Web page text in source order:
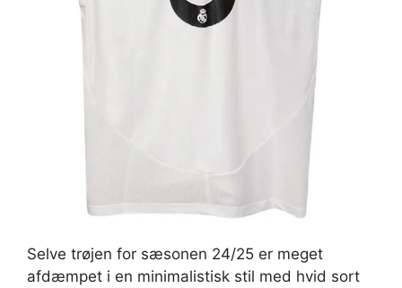
Selve trøjen for sæsonen 24/25 er meget
afdæmpet i en minimalistisk stil med hvid sort